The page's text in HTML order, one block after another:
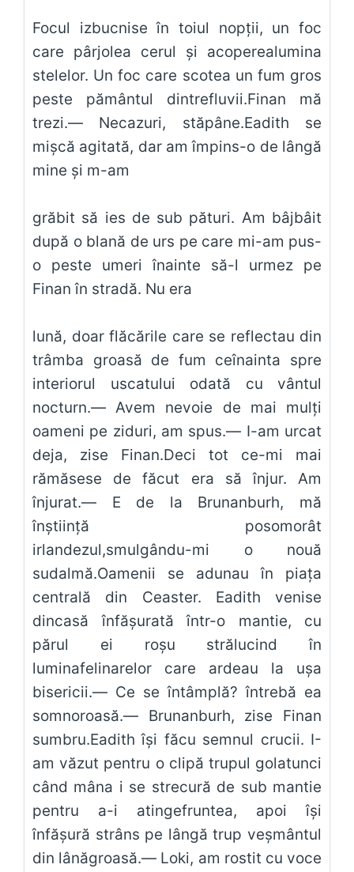
Focul izbucnise în toiul nopţii, un foc
care pârjolea cerul şi acoperealumina
stelelor. Un foc care scotea un fum gros
peste pământul dintrefluvii.Finan mă
trezi.— Necazuri, stăpâne.Eadith se
mişcă agitată, dar am împins-o de lângă
mine şi m-am
grăbit să ies de sub pături. Am bâjbâit
după o blană de urs pe care mi-am pus-
o peste umeri înainte să-l urmez pe
Finan în stradă. Nu era
lună, doar flăcările care se reflectau din
trâmba groasă de fum ceînainta spre
interiorul uscatului odată cu vântul
nocturn.— Avem nevoie de mai mulţi
oameni pe ziduri, am spus.— I-am urcat
deja, zise Finan.Deci tot ce-mi mai
rămăsese de făcut era să înjur. Am
înjurat.— E de la Brunanburh, mă
înştiinţă posomorât
irlandezul,smulgându-mi o nouă
sudalmă.Oamenii se adunau în piaţa
centrală din Ceaster. Eadith venise
dincasă înfăşurată într-o mantie, cu
părul ei roşu strălucind în
luminafelinarelor care ardeau la uşa
bisericii.— Ce se întâmplă? întrebă ea
somnoroasă.— Brunanburh, zise Finan
sumbru.Eadith îşi făcu semnul crucii. I-
am văzut pentru o clipă trupul golatunci
când mâna i se strecură de sub mantie
pentru a-i atingefruntea, apoi îşi
înfăşură strâns pe lângă trup veşmântul
din lânăgroasă.— Loki, am rostit cu voce